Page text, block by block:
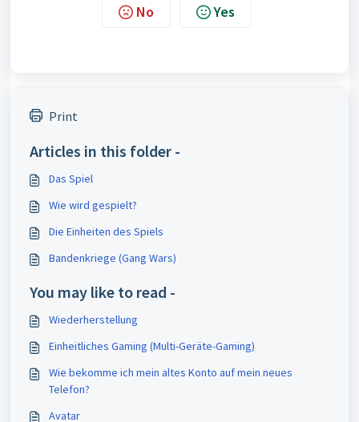
No Yes
Print
Articles in this folder -
Das Spiel
Wie wird gespielt?
Die Einheiten des Spiels
Bandenkriege (Gang Wars)
You may like to read -
Wiederherstellung
Einheitliches Gaming (Multi-Geräte-Gaming)
Wie bekomme ich mein altes Konto auf mein neues
Telefon?
Avatar